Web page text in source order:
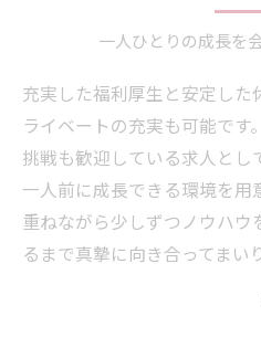
一人ひとりの成長を
充実した福利厚生と安定し
ライベートの充実も可能です
挑戦も歓迎している求人とし
一人前に成長できる環境を用
重ねながら少しずつノウハウ
るまで真摯に向き合ってまい